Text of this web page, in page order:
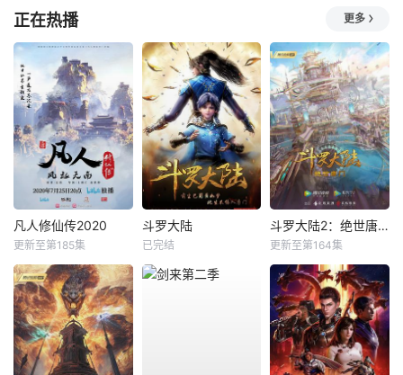
正在热播 更多
凡人修仙传2020
更新至第185集
斗罗大陆
已完结
斗罗大陆2：绝世唐门
更新至第164集